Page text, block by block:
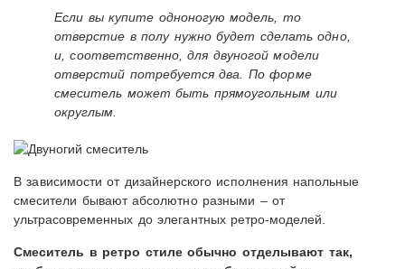
Если вы купите одноногую модель, то
отверстие в полу нужно будет сделать одно,
и, соответственно, для двуногой модели
отверстий потребуется два. По форме
смеситель может быть прямоугольным или
округлым.
В зависимости от дизайнерского исполнения напольные
смесители бывают абсолютно разными – от
ультрасовременных до элегантных ретро-моделей.
Смеситель в ретро стиле обычно отделывают так,